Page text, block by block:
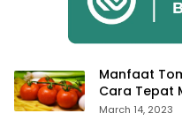
Manfaat
Cara Tepat
March 14, 2023